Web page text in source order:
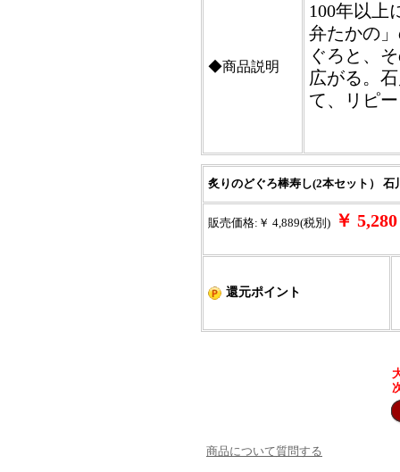
◆商品説明
100年以上
弁たかの
ぐろと、
広がる。
て、リピ
炙りのどぐろ棒寿し(2本セット）
販売価格:￥ 4,889(税別) ￥
還元ポイント
商品について質問する